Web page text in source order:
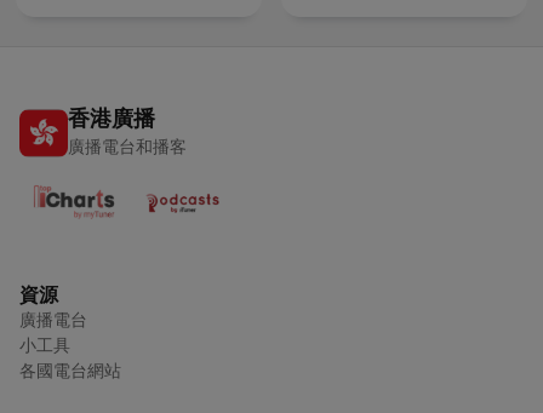
香港廣播
廣播電台和播客
資源
廣播電台
小工具
各國電台網站